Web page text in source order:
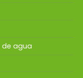
agua